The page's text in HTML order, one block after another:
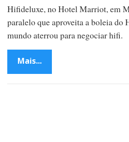
Hifideluxe, no Hotel Marriot, em
paralelo que aproveita a boleia do
mundo aterrou para negociar hifi.
Mais...